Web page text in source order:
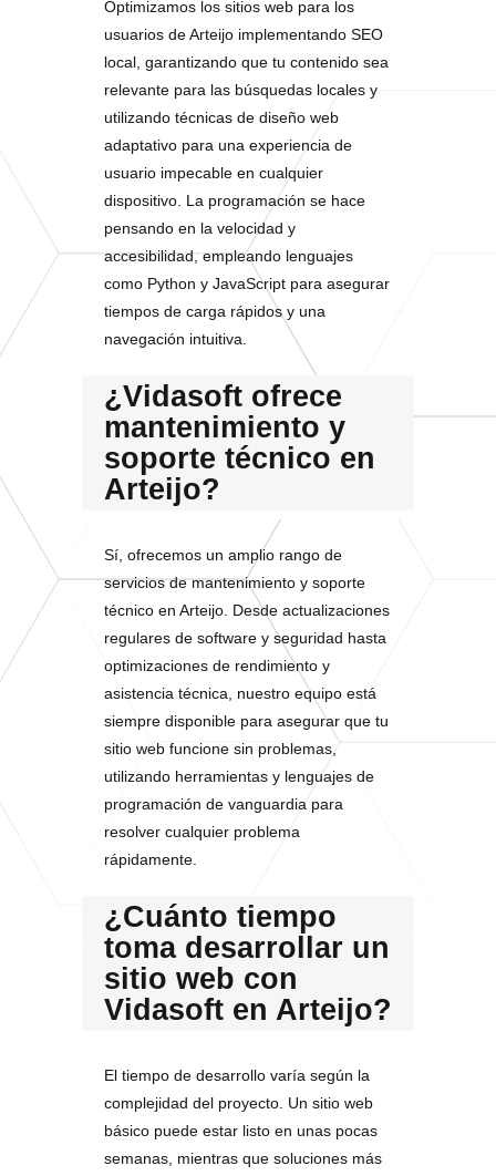
Optimizamos los sitios web para los
usuarios de Arteijo implementando SEO
local, garantizando que tu contenido sea
relevante para las búsquedas locales y
utilizando técnicas de diseño web
adaptativo para una experiencia de
usuario impecable en cualquier
dispositivo. La programación se hace
pensando en la velocidad y
accesibilidad, empleando lenguajes
como Python y JavaScript para asegurar
tiempos de carga rápidos y una
navegación intuitiva.
¿Vidasoft ofrece
mantenimiento y
soporte técnico en
Arteijo?
Sí, ofrecemos un amplio rango de
servicios de mantenimiento y soporte
técnico en Arteijo. Desde actualizaciones
regulares de software y seguridad hasta
optimizaciones de rendimiento y
asistencia técnica, nuestro equipo está
siempre disponible para asegurar que tu
sitio web funcione sin problemas,
utilizando herramientas y lenguajes de
programación de vanguardia para
resolver cualquier problema
rápidamente.
¿Cuánto tiempo
toma desarrollar un
sitio web con
Vidasoft en Arteijo?
El tiempo de desarrollo varía según la
complejidad del proyecto. Un sitio web
básico puede estar listo en unas pocas
semanas, mientras que soluciones más